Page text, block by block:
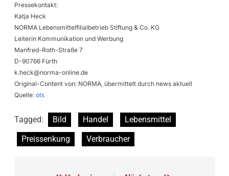
Pressekontakt:
Katja Heck
NORMA Lebensmittelfilialbetrieb Stiftung & Co. KG
Leiterin Kommunikation und Werbung
Manfred-Roth-Straße 7
D-90766 Fürth
k.heck@norma-online.de
Original-Content von: NORMA, übermittelt durch news aktuell
Quelle: ots
Tagged: Bild Handel
Lebensmittel
Preissenkung
Verbraucher